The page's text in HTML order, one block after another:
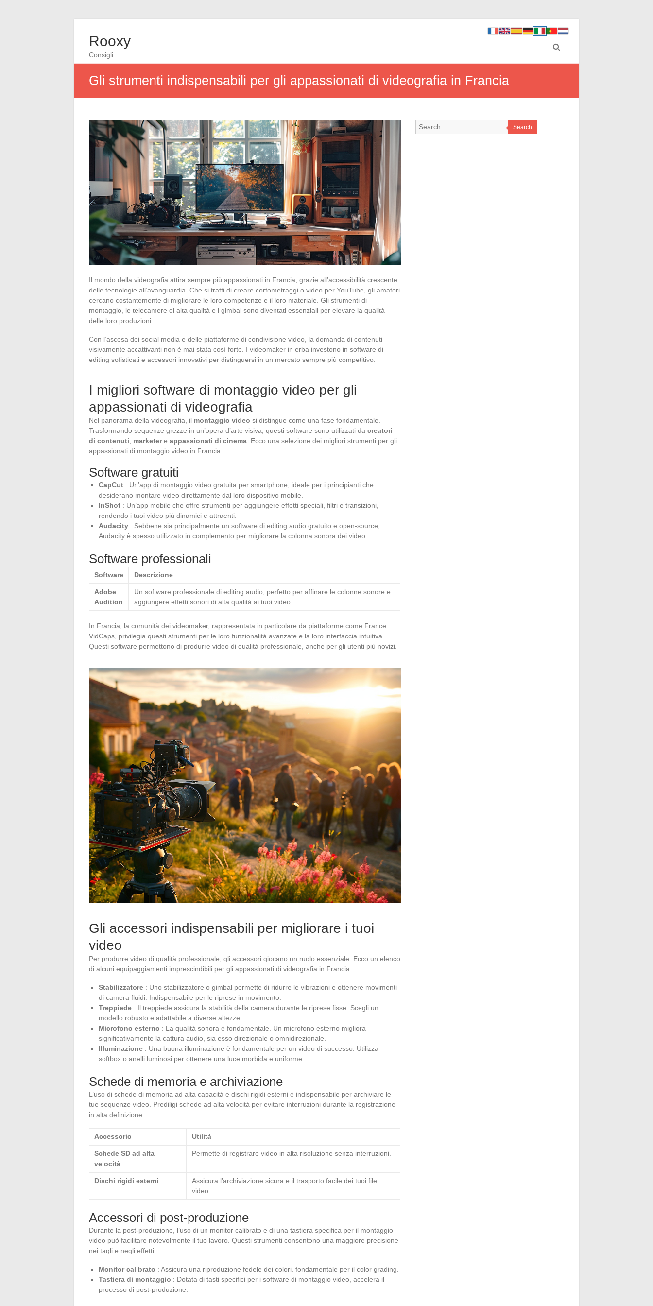
Rooxy
Consigli
Gli strumenti indispensabili per gli appassionati di videografia in Francia
Il mondo della videografia attira sempre più appassionati in Francia, grazie all’accessibilità crescente
delle tecnologie all’avanguardia. Che si tratti di creare cortometraggi o video per YouTube, gli amatori
cercano costantemente di migliorare le loro competenze e il loro materiale. Gli strumenti di
montaggio, le telecamere di alta qualità e i gimbal sono diventati essenziali per elevare la qualità
delle loro produzioni.
Con l’ascesa dei social media e delle piattaforme di condivisione video, la domanda di contenuti
visivamente accattivanti non è mai stata così forte. I videomaker in erba investono in software di
editing sofisticati e accessori innovativi per distinguersi in un mercato sempre più competitivo.
I migliori software di montaggio video per gli
appassionati di videografia
Nel panorama della videografia, il montaggio video si distingue come una fase fondamentale.
Trasformando sequenze grezze in un’opera d’arte visiva, questi software sono utilizzati da creatori
di contenuti
marketere appassionati di cinema . Ecco una selezione dei migliori strumenti per gli
appassionati di montaggio video in Francia.
Software gratuiti
CapCut : Un’app di montaggio video gratuita per smartphone, ideale per i principianti che
desiderano montare video direttamente dal loro dispositivo mobile.
InShot : Un’app mobile che offre strumenti per aggiungere effetti speciali, filtri e transizioni,
rendendo i tuoi video più dinamici e attraenti.
Audacity : Sebbene sia principalmente un software di editing audio gratuito e open-source,
Audacity è spesso utilizzato in complemento per migliorare la colonna sonora dei video.
Software professionali
Software Descrizione
Adobe
Audition
Un software professionale di editing audio, perfetto per affinare le colonne sonore e
aggiungere effetti sonori di alta qualità ai tuoi video.
In Francia, la comunità dei videomaker, rappresentata in particolare da piattaforme come France
VidCaps, privilegia questi strumenti per le loro funzionalità avanzate e la loro interfaccia intuitiva.
Questi software permettono di produrre video di qualità professionale, anche per gli utenti più novizi.
Gli accessori indispensabili per migliorare i tuoi
video
Per produrre video di qualità professionale, gli accessori giocano un ruolo essenziale. Ecco un elenco
di alcuni equipaggiamenti imprescindibili per gli appassionati di videografia in Francia:
Stabilizzatore : Uno stabilizzatore o gimbal permette di ridurre le vibrazioni e ottenere movimenti
di camera fluidi. Indispensabile per le riprese in movimento.
Treppiede : Il treppiede assicura la stabilità della camera durante le riprese fisse. Scegli un
modello robusto e adattabile a diverse altezze.
Microfono esterno : La qualità sonora è fondamentale. Un microfono esterno migliora
significativamente la cattura audio, sia esso direzionale o omnidirezionale.
Illuminazione : Una buona illuminazione è fondamentale per un video di successo. Utilizza
softbox o anelli luminosi per ottenere una luce morbida e uniforme.
Schede di memoria e archiviazione
L’uso di schede di memoria ad alta capacità e dischi rigidi esterni è indispensabile per archiviare le
tue sequenze video. Prediligi schede ad alta velocità per evitare interruzioni durante la registrazione
in alta definizione.
Accessorio Utilità
Schede SD ad alta
velocità
Permette di registrare video in alta risoluzione senza interruzioni.
Dischi rigidi esterni
Assicura l’archiviazione sicura e il trasporto facile dei tuoi file
video.
Accessori di post-produzione
Durante la post-produzione, l’uso di un monitor calibrato e di una tastiera specifica per il montaggio
video può facilitare notevolmente il tuo lavoro. Questi strumenti consentono una maggiore precisione
nei tagli e negli effetti.
Monitor calibrato : Assicura una riproduzione fedele dei colori, fondamentale per il color grading.
Tastiera di montaggio : Dotata di tasti specifici per i software di montaggio video, accelera il
processo di post-produzione.
Search